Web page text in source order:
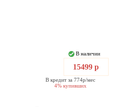
В наличии
15499 р
В кредит за 774р/мес
4% купивших